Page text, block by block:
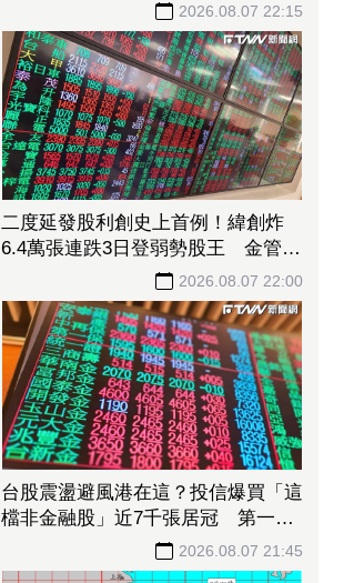
2026.08.07 22:15
二度延發股利創史上首例！緯創炸
6.4萬張連跌3日登弱勢股王 金管會
要求集保、證交所了解2026.08.07 22:00
台股震盪避風港在這？投信爆買「這
檔非金融股」近7千張居冠 第一金
2026.08.07 21:45